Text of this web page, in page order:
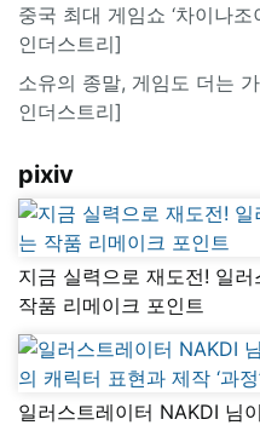
중국 최대 게임쇼 ‘차이나
인더스트리]
소유의 종말, 게임도 더는
인더스트리]
pixiv
지금 실력으로 재도전! 일
작품 리메이크 포인트
일러스트레이터 NAKDI 님